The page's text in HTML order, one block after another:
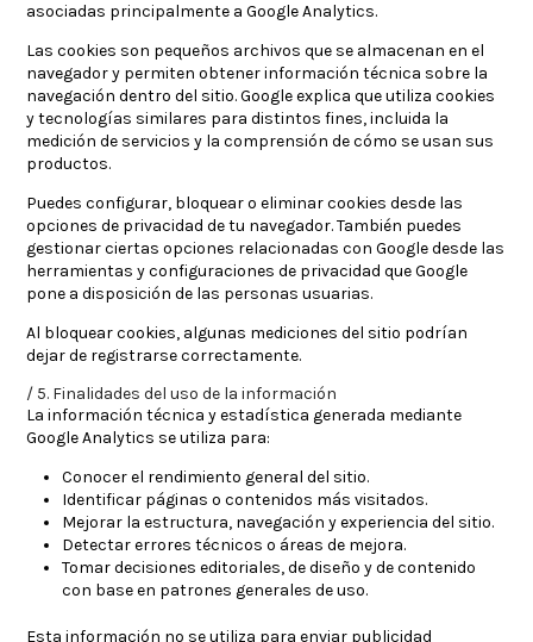
asociadas principalmente a Google Analytics.
Las cookies son pequeños archivos que se almacenan en el
navegador y permiten obtener información técnica sobre la
navegación dentro del sitio. Google explica que utiliza cookies
y tecnologías similares para distintos fines, incluida la
medición de servicios y la comprensión de cómo se usan sus
productos.
Puedes configurar, bloquear o eliminar cookies desde las
opciones de privacidad de tu navegador. También puedes
gestionar ciertas opciones relacionadas con Google desde las
herramientas y configuraciones de privacidad que Google
pone a disposición de las personas usuarias.
Al bloquear cookies, algunas mediciones del sitio podrían
dejar de registrarse correctamente.
5. Finalidades del uso de la información
La información técnica y estadística generada mediante
Google Analytics se utiliza para:
Conocer el rendimiento general del sitio.
Identificar páginas o contenidos más visitados.
Mejorar la estructura, navegación y experiencia del sitio.
Detectar errores técnicos o áreas de mejora.
Tomar decisiones editoriales, de diseño y de contenido
con base en patrones generales de uso.
Esta información no se utiliza para enviar publicidad